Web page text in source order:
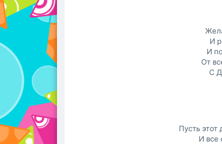
И
И
От
С
Пусть этот
И все